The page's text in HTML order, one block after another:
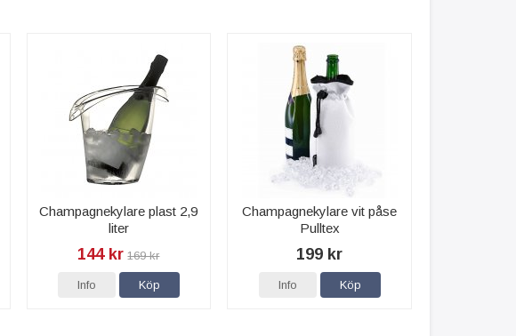
Champagnekylare plast 2,9
liter
144 kr 169 kr
Info Köp
Champagnekylare vit påse
Pulltex
199 kr
Info Köp